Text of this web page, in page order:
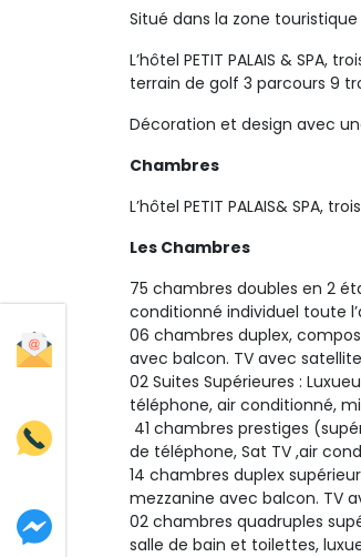
Situé dans la zone
L’hôtel PETIT PALAIS &
terrain de golf 3 parcours 9
Décoration et design avec
Chambres
L’hôtel PETIT PALAIS&
Les Chambres
75 chambres doubles en 2
conditionné individuel toute
06 chambres duplex,
avec balcon. TV avec
02 Suites Supérieures :
téléphone, air conditionné,
41 chambres prestiges
de téléphone, Sat TV ,air
14 chambres duplex
mezzanine avec balcon. TV
02 chambres quadruples
salle de bain et toilettes,